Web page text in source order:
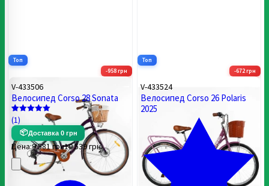
Топ
-958 грн
V-433506
Велосипед Corso 28 Sonata
Рейтинг
5
из 5 на
основе
опроса
1
пользователя
(1)
📦Доставка 0 грн
Цена:9 581грн10 539грн
Топ
-672 грн
V-433524
Велосипед Corso 26 Polaris
2025